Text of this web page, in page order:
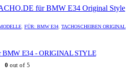
, FÜR: BMW E34, TACHOSCHEIBEN ORIGINAL
BMW E34 - ORIGINAL STYLE
0 out of 5